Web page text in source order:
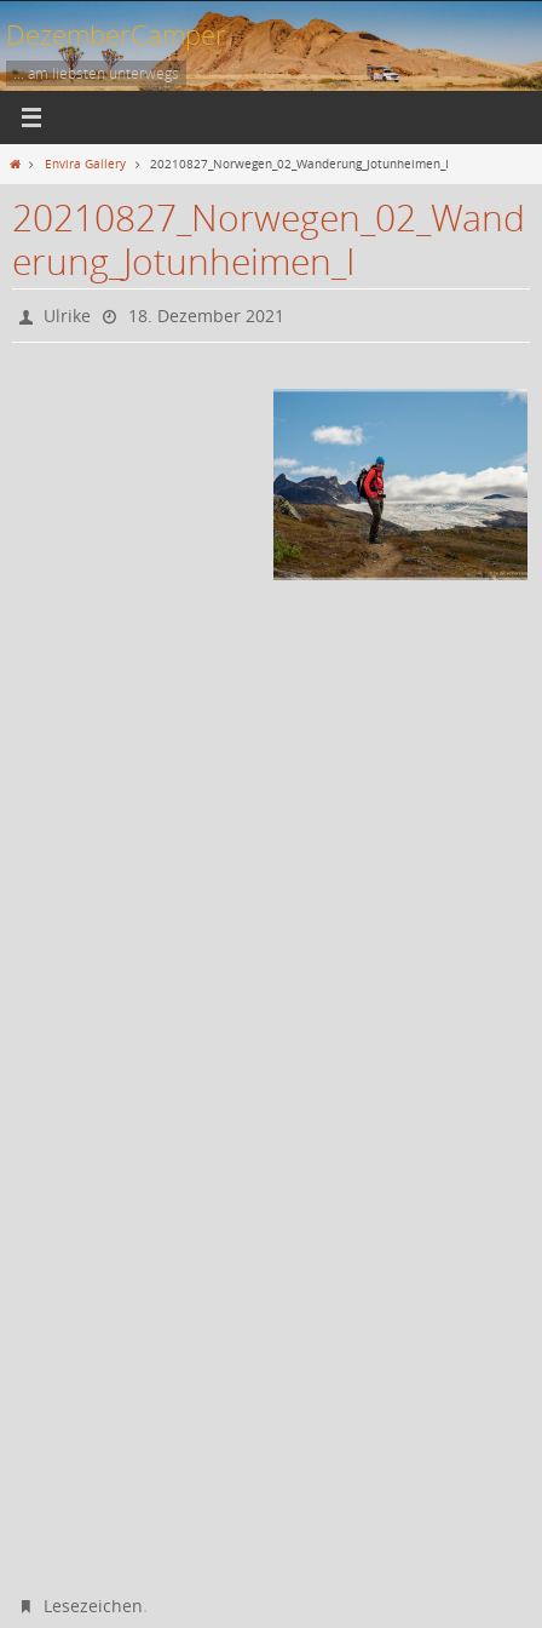
Zum
Inhalt
springen
DezemberCamper
... am liebsten unterwegs
StartEnvira Gallery 20210827_Norwegen_02_Wanderung_Jotunheimen_I
20210827_Norwegen_02_Wand
erung_Jotunheimen_I
Ulrike 18. Dezember 2021
Lesezeichen.